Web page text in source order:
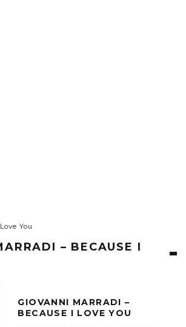
You
– BECAUSE I
GIOVANNI MARRADI –
BECAUSE I LOVE YOU